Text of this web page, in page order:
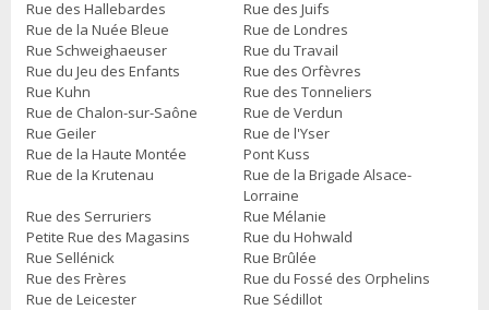
Rue des Hallebardes
Rue des Juifs
Rue de la Nuée Bleue
Rue de Londres
Rue Schweighaeuser
Rue du Travail
Rue du Jeu des Enfants
Rue des Orfèvres
Rue Kuhn
Rue des Tonneliers
Rue de Chalon-sur-Saône
Rue de Verdun
Rue Geiler
Rue de l'Yser
Rue de la Haute Montée
Pont Kuss
Rue de la Krutenau
Rue de la Brigade Alsace-
Lorraine
Rue des Serruriers
Rue Mélanie
Petite Rue des Magasins
Rue du Hohwald
Rue Sellénick
Rue Brûlée
Rue des Frères
Rue du Fossé des Orphelins
Rue de Leicester
Rue Sédillot